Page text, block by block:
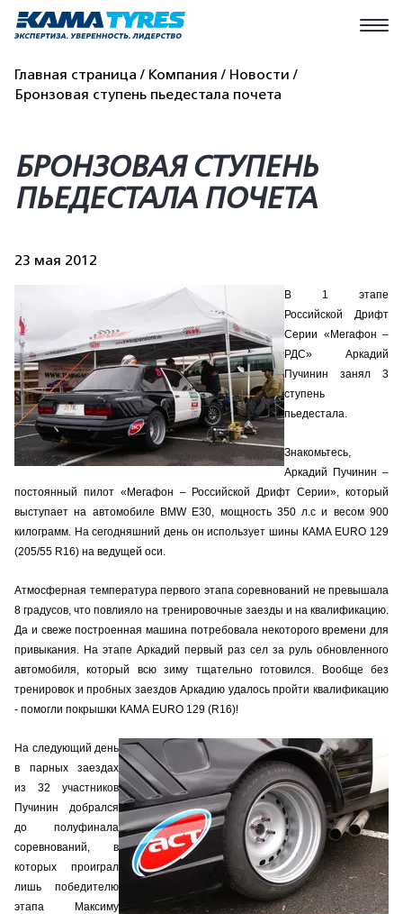
Главная страница Компания
Новости
Бронзовая ступень пьедестала почета
БРОНЗОВАЯ СТУПЕНЬ
ПЬЕДЕСТАЛА ПОЧЕТА
23 мая 2012
В 1 этапе
Российской Дрифт
Серии «Мегафон –
РДС» Аркадий
Пучинин занял 3
ступень
пьедестала.
Знакомьтесь,
Аркадий Пучинин –
постоянный пилот «Мегафон – Российской Дрифт Серии», который
выступает на автомобиле BMW E30, мощность 350 л.с и весом 900
килограмм. На сегодняшний день он использует шины КАМА EURO 129
(205/55 R16) на ведущей оси.
Атмосферная температура первого этапа соревнований не превышала
8 градусов, что повлияло на тренировочные заезды и на квалификацию.
Да и свеже построенная машина потребовала некоторого времени для
привыкания. На этапе Аркадий первый раз сел за руль обновленного
автомобиля, который всю зиму тщательно готовился. Вообще без
тренировок и пробных заездов Аркадию удалось пройти квалификацию
- помогли покрышки КАМА EURO 129 (R16)!
На следующий день
в парных заездах
из 32 участников
Пучинин добрался
до полуфинала
соревнований, в
которых проиграл
лишь победителю
этапа Максиму